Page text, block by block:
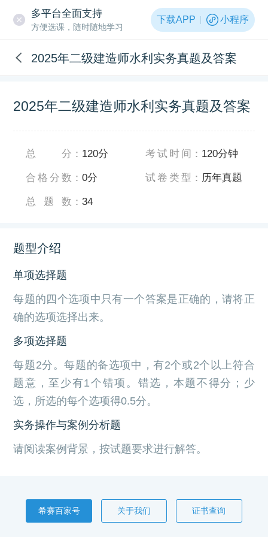
多平台全面支持
方便选课，随时随地学习
下载APP 小程序
2025年二级建造师水利实务真题及答案
2025年二级建造师水利实务真题及答案
总分 ： 120分
合格分数 ：0分
总题数 ：34
考试时间 ： 120分钟
试卷类型 ： 历年真题
题型介绍
单项选择题
每题的四个选项中只有一个答案是正确的，请将正
确的选项选择出来。
多项选择题
每题2分。每题的备选项中，有2个或2个以上符合
题意，至少有1个错项。错选，本题不得分；少
选，所选的每个选项得0.5分。
实务操作与案例分析题
请阅读案例背景，按试题要求进行解答。
希赛百家号 关于我们 证书查询